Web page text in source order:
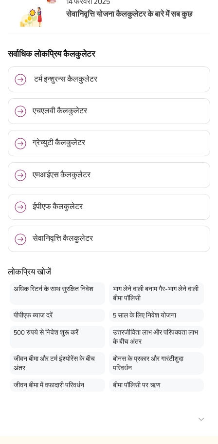
सेवानिवृत्ति योजना कैलकुलेटर के बारे में सब कुछ
सर्वाधिक लोकप्रिय कैलकुलेटर
टर्म इन्शुरन्स कैलकुलेटर
एचएलवी कैलकुलेटर
ग्रेच्युटी कैलकुलेटर
एमआईएस कैलकुलेटर
ईपीएफ कैलकुलेटर
सेवानिवृत्ति कैलकुलेटर
लोकप्रिय खोजें
अधिक रिटर्न के साथ सुरक्षित निवेश
भाग लेने वाली बनाम गैर-भाग लेने वाली
बीमा पॉलिसी
पीपीएफ ब्याज दरें 5 साल के लिए निवेश योजना
500 रुपये से निवेश शुरू करें
उत्तरजीविता लाभ और परिपक्वता लाभ
के बीच अंतर
जीवन बीमा और टर्म इंश्योरेंस के बीच
अंतर
बोनस के प्रकार और गारंटीशुदा
परिवर्धन
जीवन बीमा में वफादारी परिवर्धन बीमा पॉलिसी पर ऋण